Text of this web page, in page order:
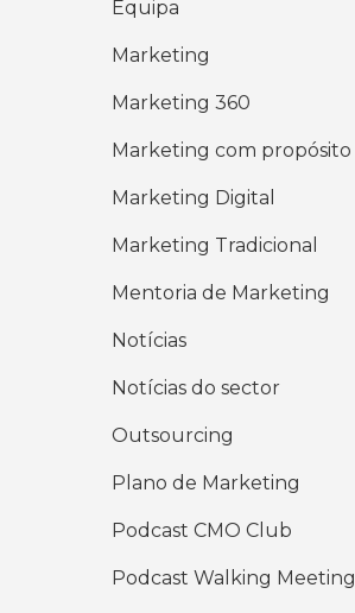
Equipa
Marketing
Marketing 360
Marketing com propósito
Marketing Digital
Marketing Tradicional
Mentoria de Marketing
Notícias
Notícias do sector
Outsourcing
Plano de Marketing
Podcast CMO Club
Podcast Walking Meeting